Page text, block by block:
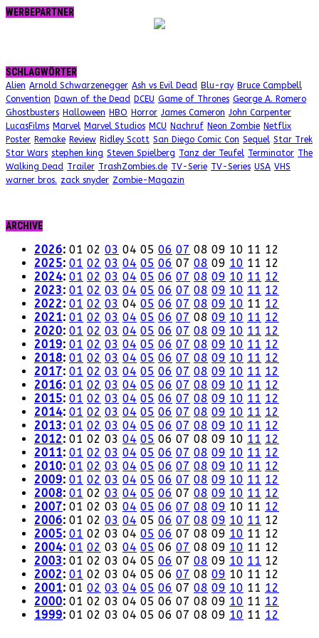
WERBEPARTNER
SCHLAGWÖRTER
Alien Arnold Schwarzenegger Ash vs Evil Dead Blu-ray Bruce Campbell
Convention Dawn of the Dead DCEU Game of Thrones George A. Romero
Ghostbusters Halloween HBO Horror James Cameron John Carpenter
LucasFilms Marvel Marvel Studios MCU Nachruf Neon Zombie Netflix
Poster Remake Review Ridley Scott San Diego Comic Con Sequel Star Trek
Star Wars stephen king Steven Spielberg Tanz der Teufel Terminator The
Walking Dead Trailer TrashZombies.de TV-Serie TV-Series USA VHS
warner bros. zack snyder Zombie-Magazin
ARCHIVE
2026: 01 02 03 04 05 06 07 08 09 10 11 12
2025: 01 02 03 04 05 06 07 08 09 10 11 12
2024: 01 02 03 04 05 06 07 08 09 10 11 12
2023: 01 02 03 04 05 06 07 08 09 10 11 12
2022: 01 02 03 04 05 06 07 08 09 10 11 12
2021: 01 02 03 04 05 06 07 08 09 10 11 12
2020: 01 02 03 04 05 06 07 08 09 10 11 12
2019: 01 02 03 04 05 06 07 08 09 10 11 12
2018: 01 02 03 04 05 06 07 08 09 10 11 12
2017: 01 02 03 04 05 06 07 08 09 10 11 12
2016: 01 02 03 04 05 06 07 08 09 10 11 12
2015: 01 02 03 04 05 06 07 08 09 10 11 12
2014: 01 02 03 04 05 06 07 08 09 10 11 12
2013: 01 02 03 04 05 06 07 08 09 10 11 12
2012: 01 02 03 04 05 06 07 08 09 10 11 12
2011: 01 02 03 04 05 06 07 08 09 10 11 12
2010: 01 02 03 04 05 06 07 08 09 10 11 12
2009: 01 02 03 04 05 06 07 08 09 10 11 12
2008: 01 02 03 04 05 06 07 08 09 10 11 12
2007: 01 02 03 04 05 06 07 08 09 10 11 12
2006: 01 02 03 04 05 06 07 08 09 10 11 12
2005: 01 02 03 04 05 06 07 08 09 10 11 12
2004: 01 02 03 04 05 06 07 08 09 10 11 12
2003: 01 02 03 04 05 06 07 08 09 10 11 12
2002: 01 02 03 04 05 06 07 08 09 10 11 12
2001: 01 02 03 04 05 06 07 08 09 10 11 12
2000: 01 02 03 04 05 06 07 08 09 10 11 12
1999: 01 02 03 04 05 06 07 08 09 10 11 12